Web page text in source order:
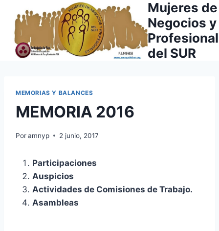
contenido
Mujeres de
Negocios y
del SUR
MEMORIAS Y BALANCES
MEMORIA 2016
Poramnyp 2 junio, 2017
Participaciones
Auspicios
Actividades de Comisiones de Trabajo.
Asambleas